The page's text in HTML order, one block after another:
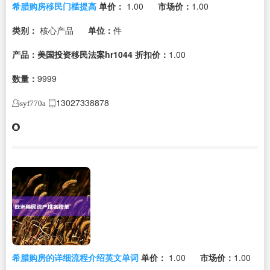
希腊购房移民门槛提高 单价： 1.00 市场价： 1.00
类别： 核心产品 单位： 件
产品：美国投资移民法案hr1044 折扣价： 1.00
数量： 9999
syf770a 13027338878
希腊购房的详细流程介绍英文单词 单价： 1.00 市场价： 1.00